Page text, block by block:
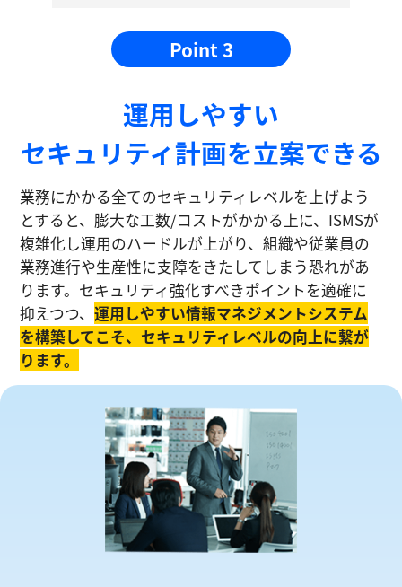
Point 3
運⽤しやすい
セキュリティ計画を⽴案できる
業務にかかる全てのセキュリティレベルを上げよう
とすると、膨大な工数/コストがかかる上に、ISMSが
複雑化し運⽤のハードルが上がり、組織や従業員の
業務進⾏や生産性に⽀障をきたしてしまう恐れがあ
ります。セキュリティ強化すべきポイントを適確に
抑えつつ、運⽤しやすい情報マネジメントシステム
を構築してこそ、セキュリティレベルの向上に繋が
ります。